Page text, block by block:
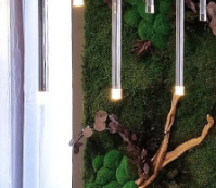
rostlin